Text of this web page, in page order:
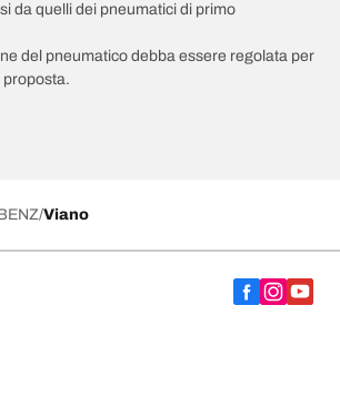
da quelli dei pneumatici di primo
del pneumatico debba essere regolata per
proposta.
Viano